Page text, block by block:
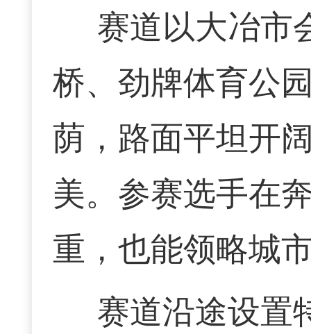
赛道以大冶市
桥、劲牌体育公
荫，路面平坦开
美。参赛选手在
重，也能领略城
赛道沿途设置